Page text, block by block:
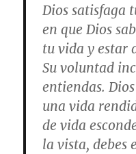
Dios satisfaga
en que Dios
tu vida y estar
Su voluntad
entiendas.
una vida
de vida
la vista, debes